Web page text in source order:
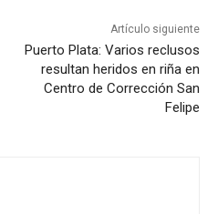
Artículo siguiente
Puerto Plata: Varios reclusos
resultan heridos en riña en
Centro de Corrección San
Felipe